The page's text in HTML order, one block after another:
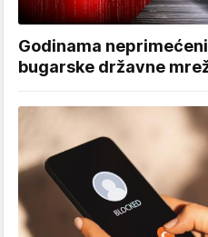
Godinama
bugarske državne